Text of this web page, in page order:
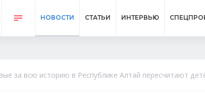
НОВОСТИ СТАТЬИ ИНТЕРВЬЮ
за всю историю в Республике Алтай пересчитают